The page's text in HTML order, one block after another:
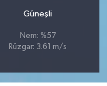
Güneşli
Nem: %57
Rüzgar: 3.61 m/s